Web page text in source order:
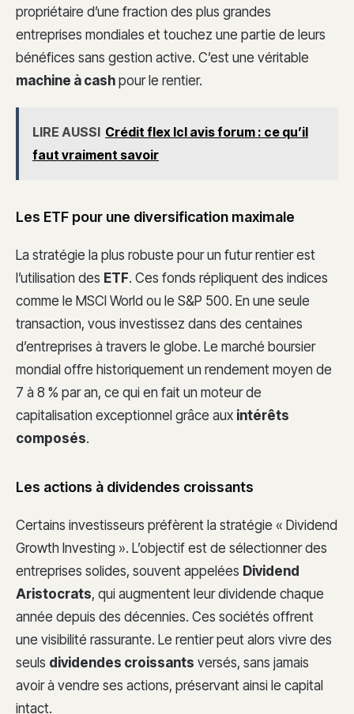
propriétaire d’une fraction des plus grandes
entreprises mondiales et touchez une partie de leurs
bénéfices sans gestion active. C’est une véritable
machine à cash pour le rentier.
LIRE AUSSI Crédit flex lcl avis forum : ce qu’il
faut vraiment savoir
Les ETF pour une diversification maximale
La stratégie la plus robuste pour un futur rentier est
l’utilisation des ETF. Ces fonds répliquent des indices
comme le MSCI World ou le S&P 500. En une seule
transaction, vous investissez dans des centaines
d’entreprises à travers le globe. Le marché boursier
mondial offre historiquement un rendement moyen de
7 à 8 % par an, ce qui en fait un moteur de
capitalisation exceptionnel grâce aux intérêts
composés.
Les actions à dividendes croissants
Certains investisseurs préfèrent la stratégie « Dividend
Growth Investing ». L’objectif est de sélectionner des
entreprises solides, souvent appelées Dividend
Aristocrats, qui augmentent leur dividende chaque
année depuis des décennies. Ces sociétés offrent
une visibilité rassurante. Le rentier peut alors vivre des
seuls dividendes croissants versés, sans jamais
avoir à vendre ses actions, préservant ainsi le capital
intact.